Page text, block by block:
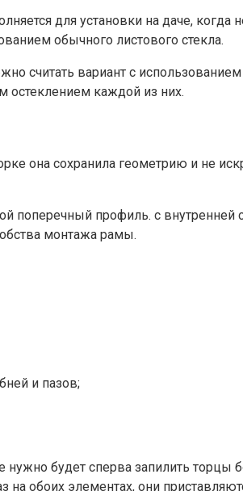
для установки на даче, когда
обычного листового стекла.
считать вариант с
остеклением каждой из них.
она сохранила геометрию и не
поперечный профиль. с
монтажа рамы.
и пазов;
нужно будет сперва запилить
обоих элементах, они